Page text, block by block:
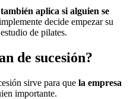
también aplica si alguien se
decide empezar su
de pilates.
de sucesión?
sirve para que la empresa
importante.